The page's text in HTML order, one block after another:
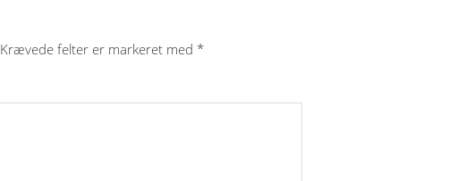
Krævede felter er markeret med *